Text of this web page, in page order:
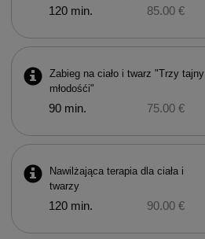
120 min. 85.00 €
Zabieg na ciało i twarz "Trzy tajny
młodośći"
90 min. 75.00 €
Nawilżająca terapia dla ciała i
twarzy
120 min. 90.00 €